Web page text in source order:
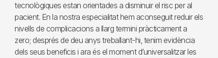
tecnològiques estan orientades a disminuir el risc per al
pacient. En la nostra especialitat hem aconseguit reduir els
nivells de complicacions a llarg termini pràcticament a
zero; després de deu anys treballant-hi, tenim evidència
dels seus beneficis i ara és el moment d’universalitzar les